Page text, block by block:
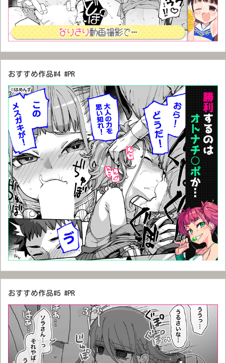
おすすめ作品#4 #PR
おすすめ作品#5 #PR